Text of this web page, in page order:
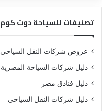
تصنيفات للسياحة دوت كوم
عروض شركات النقل السياحي
دليل شركات السياحة المصرية
دليل فنادق مصر
دليل شركات النقل السياحي